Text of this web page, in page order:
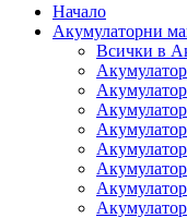
Начало
Акумулаторни
Всички в